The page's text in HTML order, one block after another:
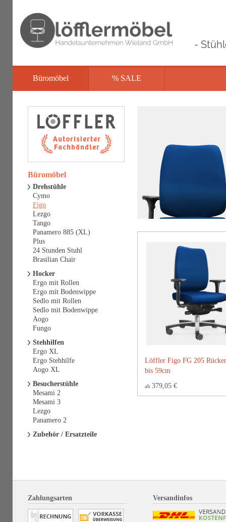
-
Büromöbel % SALE
Löffler Figo FG 205
bis 59cm
ab 379,05 €
Büromöbel
Drehstühle
Cymo
Figo
Lezgo
Tango
Panamero 885 (XL)
Plus
24 Stunden Stuhl
Brasilian Chair
Hocker
Ergo mit Rollen
Ergo mit Bodenwippe
Sedlo mit Rollen
Sedlo mit Bodenwippe
Aogo
Fungo
Stehhilfen
Ergo XL
Ergo Stehhilfe
Aogo XL
Besucherstühle
Mesami 2
Mesami 3
Lezgo
Panamero 2
Zubehör / Ersatzteile
Zahlungsarten Versandinfos